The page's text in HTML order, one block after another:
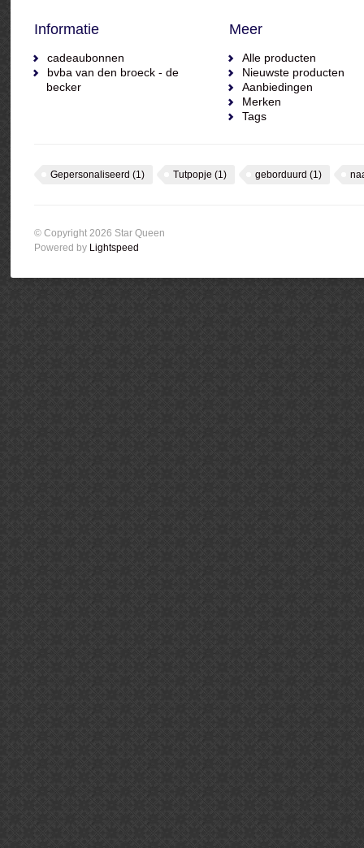
Informatie
cadeaubonnen
bvba van den broeck - de
becker
Meer
Alle producten
Nieuwste producten
Aanbiedingen
Merken
Tags
Gepersonaliseerd (1) Tutpopje (1) geborduurd (1)
© Copyright 2026 Star Queen
Powered by Lightspeed